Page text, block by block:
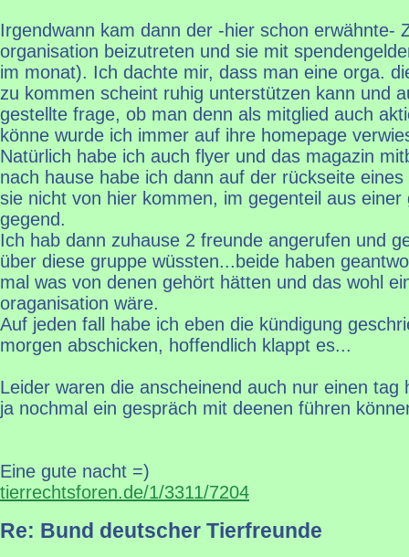
Irgendwann kam dann der -hier schon erwähnte-
organisation beizutreten und sie mit
im monat). Ich dachte mir, dass man eine orga.
zu kommen scheint ruhig unterstützen kann und
gestellte frage, ob man denn als mitglied auch
könne wurde ich immer auf ihre homepage
Natürlich habe ich auch flyer und das magazin
nach hause habe ich dann auf der rückseite
sie nicht von hier kommen, im gegenteil aus einer
gegend.
Ich hab dann zuhause 2 freunde angerufen und
über diese gruppe wüssten...beide haben
mal was von denen gehört hätten und das wohl
oraganisation wäre.
Auf jeden fall habe ich eben die kündigung
morgen abschicken, hoffendlich klappt es...
Leider waren die anscheinend auch nur einen tag
ja nochmal ein gespräch mit deenen führen
Eine gute nacht =)
tierrechtsforen.de/1/3311/7204
Re: Bund deutscher Tierfreunde